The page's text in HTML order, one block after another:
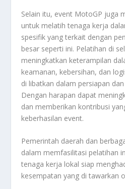
Selain itu, event MotoGP juga
untuk melatih tenaga kerja
spesifik yang terkait dengan
besar seperti ini. Pelatihan di
meningkatkan keterampilan
keamanan, kebersihan, dan
di libatkan dalam persiapan
Dengan harapan dapat
dan memberikan kontribusi
keberhasilan event.
Pemerintah daerah dan
dalam memfasilitasi pelatihan
tenaga kerja lokal siap
kesempatan yang di tawarkan